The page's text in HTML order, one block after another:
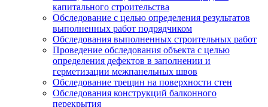
капитального строительства
Обследование с целью определения результатов
выполненных работ подрядчиком
Обследования выполненных строительных работ
Проведение обследования объекта с целью
определения дефектов в заполнении и
герметизации межпанельных швов
Обследование трещин на поверхности стен
Обследования конструкций балконного
перекрытия